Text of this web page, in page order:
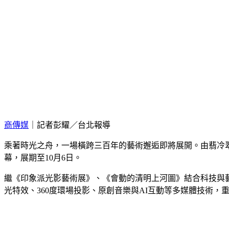
商傳媒 ｜記者彭耀／台北報導
乘著時光之舟，一場橫跨三百年的藝術邂逅即將展開。由翡
幕，展期至10月6日。
繼《印象派光影藝術展》、《會動的清明上河圖》結合科技
光特效、360度環場投影、原創音樂與AI互動等多媒體技術，